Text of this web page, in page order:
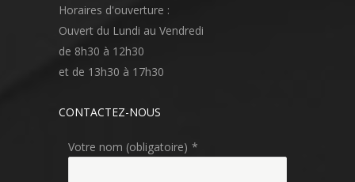
Horaires d'ouverture :
Ouvert du Lundi au Vendredi
de 8h30 à 12h30
et de 13h30 à 17h30
CONTACTEZ-NOUS
Votre nom (obligatoire) *